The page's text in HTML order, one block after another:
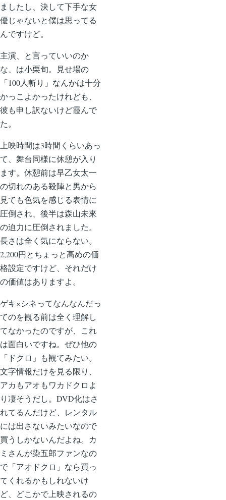
ましたし、決して下手な女
優じゃないと僕は思ってる
んですけど。
主演、と言っていいのか
な、は小栗旬。見せ場の
「100人斬り」なんかは十分
かっこよかったけれども、
彼も申し訳ないけど霞んで
た。
上映時間は3時間くらいあっ
て、舞台同様に休憩が入り
ます。休憩前は早乙女太一
の切れのある殺陣と男から
見ても色気を感じる表情に
圧倒され、後半は森山未來
の迫力に圧倒されました。
長さは全く気にならない。
2,200円とちょっと高めの価
格設定ですけど、それだけ
の価値はありますよ。
ゲキ×シネってなんなんだっ
てのを観る前は全く理解し
てなかったのですが、これ
は面白いですね。ぜひ他の
「ドクロ」も観てみたい。
文字情報だけを見る限り、
アカもアオもワカドクロよ
り凄そうだし。DVD化はさ
れてるんだけど、レンタル
には出さないみたいなので
買うしかないんだよね。カ
ミさんが染五郎ファンなの
で「アオドクロ」なら買っ
てくれるかもしれないけ
ど、どこかで上映されるの